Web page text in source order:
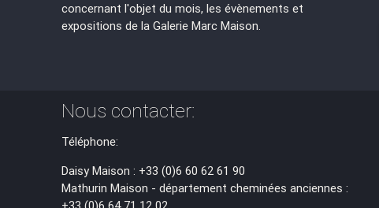
concernant l'objet du mois, les évènements et
expositions de la Galerie Marc Maison.
Nous contacter:
Téléphone:
Daisy Maison : +33 (0)6 60 62 61 90
Mathurin Maison - département cheminées anciennes :